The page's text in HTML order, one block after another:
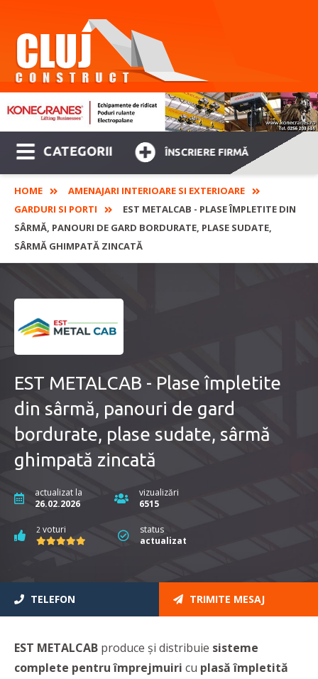
CATEGORII ÎNSCRIERE FIRMĂ
HOME
AMENAJARI INTERIOARE SI EXTERIOARE
GARDURI SI PORTI
EST METALCAB - PLASE ÎMPLETITE DIN
SÂRMĂ, PANOURI DE GARD BORDURATE, PLASE SUDATE,
SÂRMĂ GHIMPATĂ ZINCATĂ
EST METALCAB - Plase împletite
din sârmă, panouri de gard
bordurate, plase sudate, sârmă
ghimpată zincată
actualizat la
26.02.2026
vizualizări
6515
2 voturi
status
actualizat
TELEFON TRIMITE MESAJ
EST METALCAB produce și distribuie sisteme
complete pentru împrejmuiri cu plasă împletită